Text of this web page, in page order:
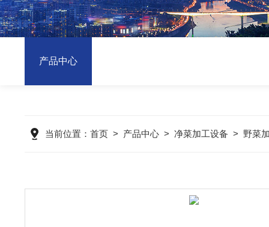
产品中心
当前位置： 首页> 产品中心> 净菜加工设备 > 野菜